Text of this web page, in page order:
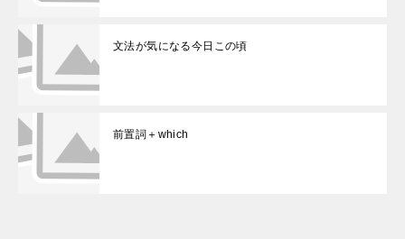
文法が気になる今日この頃
前置詞＋which